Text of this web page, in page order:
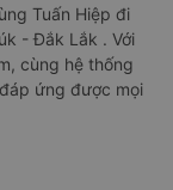
Tuấn Hiệp đi
- Đắk Lắk . Với
cùng hệ thống
ứng được mọi